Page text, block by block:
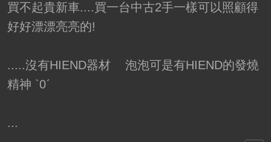
買不起貴新車....買一台中古2手一樣可以照顧得
好好漂漂亮亮的!
.....沒有HIEND器材 泡泡可是有HIEND的發燒
精神 ˋ0ˊ
...